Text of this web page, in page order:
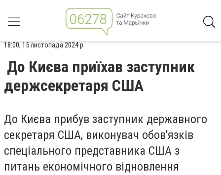
18:00, 15 листопада 2024 р.
До Києва приїхав заступник
держсекретаря США
До Києва прибув заступник державного
секретаря США, виконувач обов'язків
спеціального представника США з
питань економічного відновлення